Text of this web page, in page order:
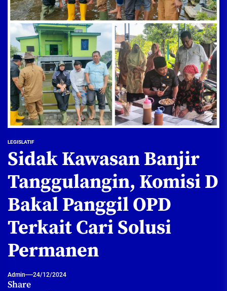
LEGISLATIF
Sidak Kawasan Banjir
Tanggulangin, Komisi D
Bakal Panggil OPD
Terkait Cari Solusi
Permanen
Admin 24/12/2024
Share